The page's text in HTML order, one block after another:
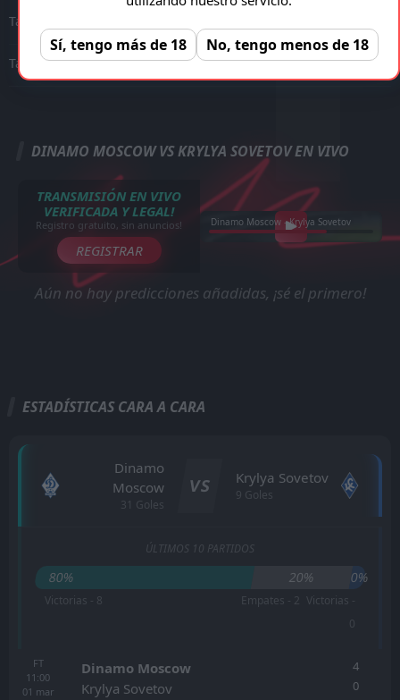
Tarjetas amarillas
Tarjetas rojas 0 0
DINAMO MOSCOW VS KRYLYA SOVETOV EN VIVO
TRANSMISIÓN EN VIVO
VERIFICADA Y LEGAL!
Registro gratuito, sin anuncios!
REGISTRAR
Dinamo Moscow - Krylya Sovetov
Aún no hay predicciones añadidas, ¡sé el primero!
ESTADÍSTICAS CARA A CARA
Dinamo
Moscow
31 Goles
VS Krylya Sovetov
9 Goles
ÚLTIMOS 10 PARTIDOS
80% 20% 0%
Victorias - 8 Empates - 2 Victorias -
0
FT
11:00
01 mar
Dinamo Moscow
Krylya Sovetov
4
0
Sí, tengo más de 18 No, tengo menos de 18